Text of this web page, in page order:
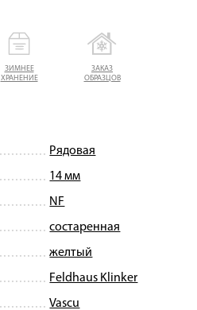
ЗИМНЕЕ
ХРАНЕНИЕ
ЗАКАЗ
ОБРАЗЦОВ
Рядовая
14 мм
NF
состаренная
желтый
Feldhaus Klinker
Vascu